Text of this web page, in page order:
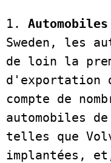
1. Automobiles
Sweden, les
de loin la
d'exportation
compte de
automobiles de
telles que
implantées,